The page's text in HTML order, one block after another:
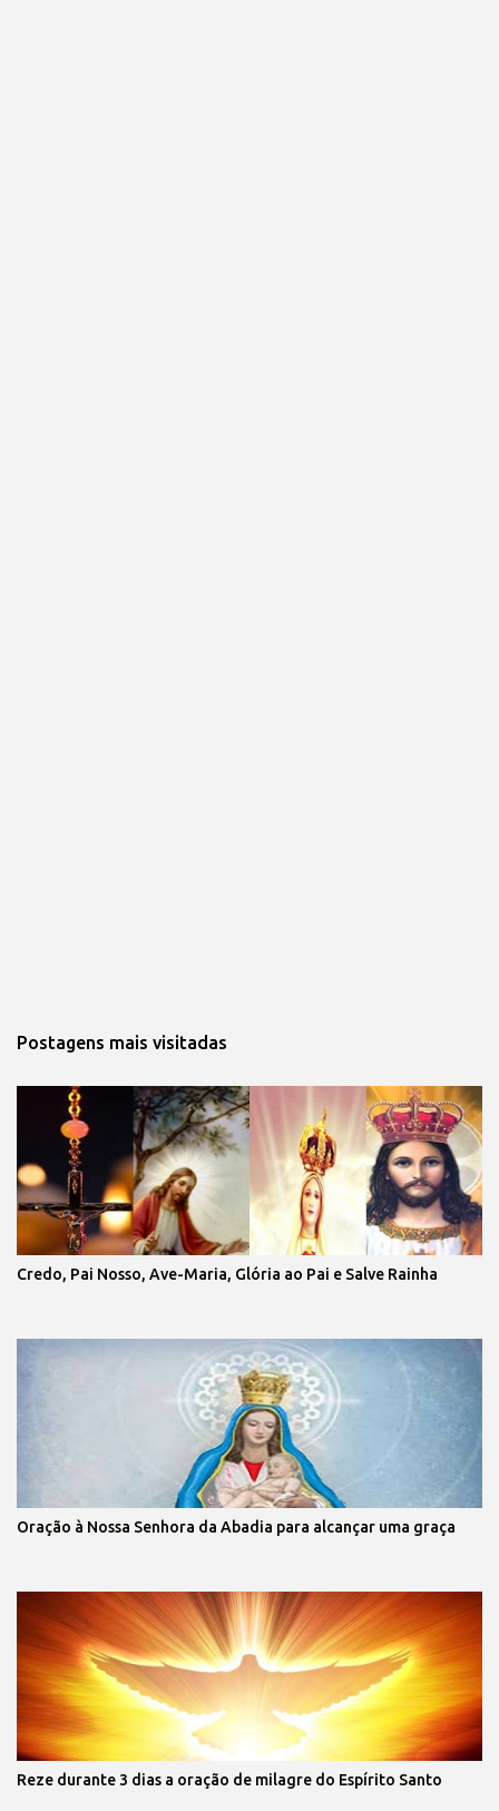
Postagens mais visitadas
Credo, Pai Nosso, Ave-Maria, Glória ao Pai e Salve Rainha
Oração à Nossa Senhora da Abadia para alcançar uma graça
Reze durante 3 dias a oração de milagre do Espírito Santo